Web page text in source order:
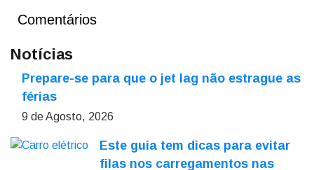
Comentários
Notícias
Prepare-se para que o jet lag não estrague as
férias
9 de Agosto, 2026
Este guia tem dicas para evitar
filas nos carregamentos nas